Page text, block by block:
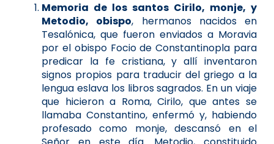
Memoria de los santos Cirilo, monje, y
Metodio, obispo, hermanos nacidos en
Tesalónica, que fueron enviados a Moravia
por el obispo Focio de Constantinopla para
predicar la fe cristiana, y allí inventaron
signos propios para traducir del griego a la
lengua eslava los libros sagrados. En un viaje
que hicieron a Roma, Cirilo, que antes se
llamaba Constantino, enfermó y, habiendo
profesado como monje, descansó en el